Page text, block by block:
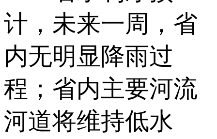
计，未来一周，省
内无明显降雨过
程；省内主要河流
河道将维持低水